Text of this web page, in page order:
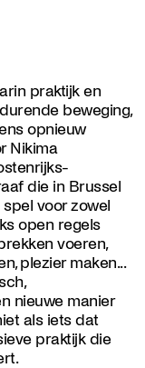
praktijk en
beweging,
opnieuw
Nikima
die in Brussel
voor zowel
open regels
voeren,
plezier maken...
nieuwe manier
als iets dat
praktijk die